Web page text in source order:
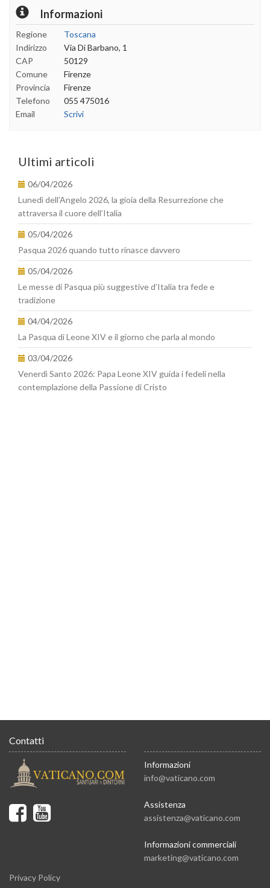
Informazioni
Regione
Toscana
Indirizzo
Via Di Barbano, 1
CAP
50129
Comune
Firenze
Provincia
Firenze
Telefono
055 475016
Email
Scrivi
Ultimi articoli
06/04/2026
Lunedì dell’Angelo 2026, la gioia della Resurrezione che
attraversa il cuore dell’Italia
05/04/2026
Pasqua 2026 quando tutto rinasce davvero
05/04/2026
Le messe di Pasqua più suggestive d’Italia tra fede e
tradizione
04/04/2026
La Pasqua di Leone XIV e il giorno che parla al mondo
03/04/2026
Venerdì Santo 2026: Papa Leone XIV guida i fedeli nella
contemplazione della Passione di Cristo
Contatti
Informazioni
info@vaticano.com
Assistenza
assistenza@vaticano.com
Informazioni commerciali
marketing@vaticano.com
Privacy Policy